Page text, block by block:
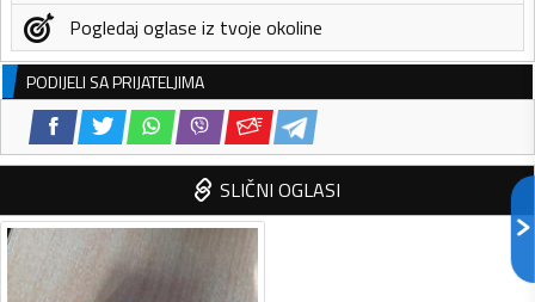
Pogledaj oglase iz tvoje okoline
PODIJELI SA PRIJATELJIMA
SLIČNI OGLASI